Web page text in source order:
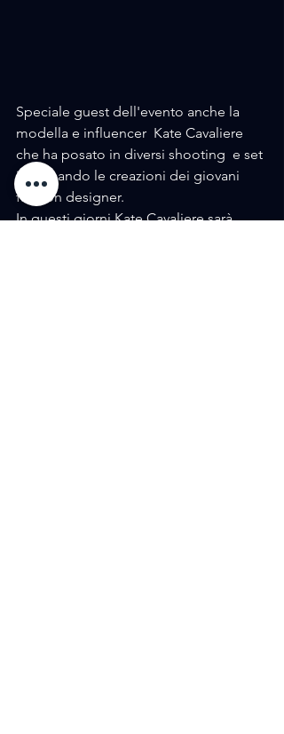
Speciale guest dell'evento anche la
modella e influencer  Kate Cavaliere
che ha posato in diversi shooting  e set
indossando le creazioni dei giovani
fashion designer.
In questi giorni Kate Cavaliere sarà